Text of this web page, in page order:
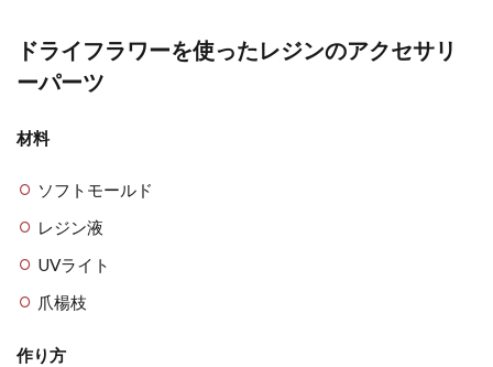
ドライフラワーを使ったレジンのアクセサリ
ーパーツ
材料
ソフトモールド
レジン液
UVライト
爪楊枝
作り方